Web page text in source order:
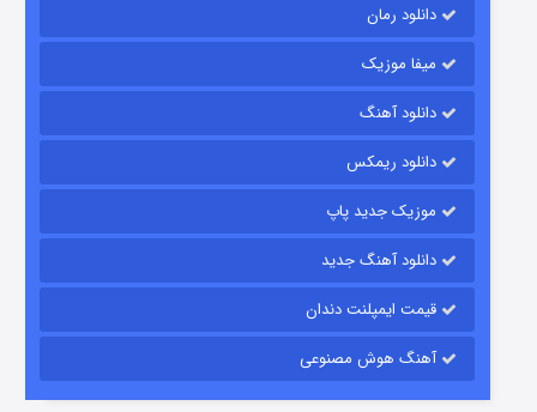
قسمت
دانلود رمان
میفا موزیک
دانلود آهنگ
دانلود ریمکس
موزیک جدید پاپ
دانلود آهنگ جدید
قیمت ایمپلنت دندان
آهنگ هوش مصنوعی